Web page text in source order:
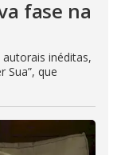
fase na
inéditas,
Sua”, que